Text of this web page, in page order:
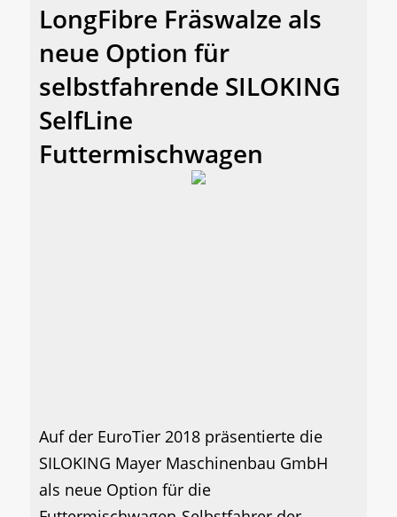
LongFibre Fräswalze als
neue Option für
selbstfahrende SILOKING
SelfLine
Futtermischwagen
Auf der EuroTier 2018 präsentierte die
SILOKING Mayer Maschinenbau GmbH
als neue Option für die